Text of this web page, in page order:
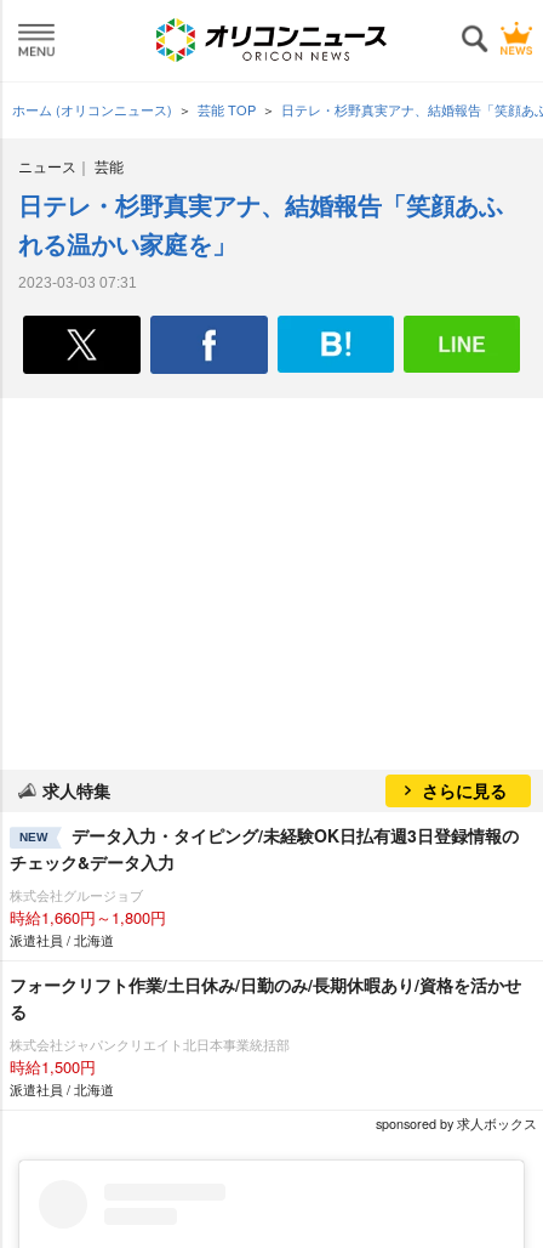
ホーム (オリコンニュース) 芸能 TOP 日テレ・杉野真実アナ、結婚報告「笑顔
ニュース 芸能
日テレ・杉野真実アナ、結婚報告「笑顔あふ
れる温かい家庭を」
2023-03-03 07:31
求人特集 さらに見る
NEW
データ入力・タイピング/未経験OK日払有週3日登録情報の
チェック&データ入力
株式会社グルージョブ
時給1,660円～1,800円
派遣社員 / 北海道
フォークリフト作業/土日休み/日勤のみ/長期休暇あり/資格を活かせ
る
株式会社ジャパンクリエイト北日本事業統括部
時給1,500円
派遣社員 / 北海道
sponsored by 求人ボックス